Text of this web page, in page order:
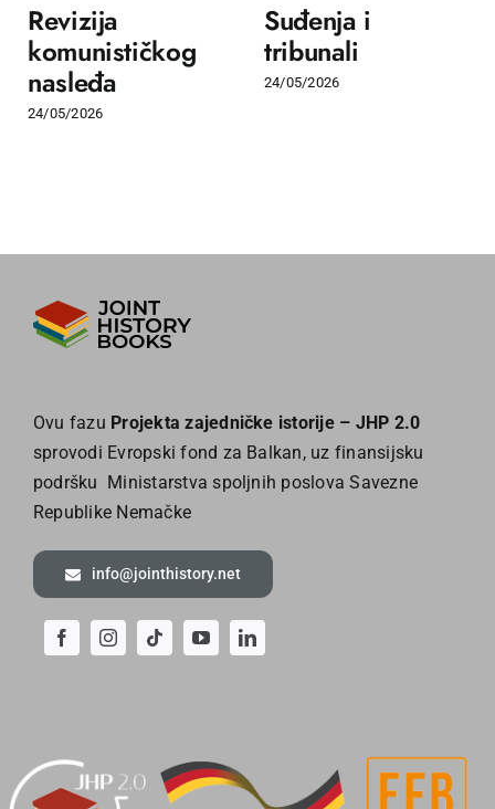
Revizija
komunističkog
nasleđa
24/05/2026
Suđenja i
tribunali
24/05/2026
Ovu fazu Projekta zajedničke istorije – JHP 2.0
sprovodi Evropski fond za Balkan, uz finansijsku
podršku Ministarstva spoljnih poslova Savezne
Republike Nemačke
info@jointhistory.net